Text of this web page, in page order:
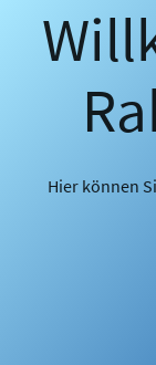
Hier können